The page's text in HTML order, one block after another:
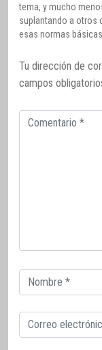
tema, y mucho
suplantando a otros
esas normas
Tu dirección de
campos
Comentario
Correo
electrónico
Correo
electrónico